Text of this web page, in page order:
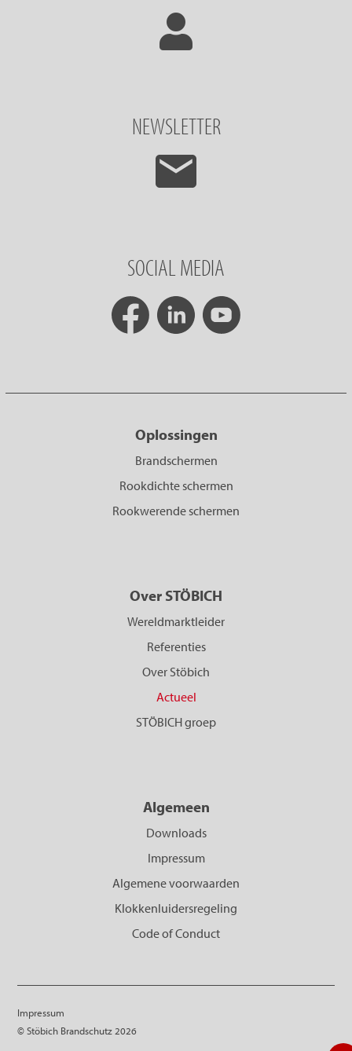
NEWSLETTER
SOCIAL MEDIA
Oplossingen
Brandschermen
Rookdichte schermen
Rookwerende schermen
Over STÖBICH
Wereldmarktleider
Referenties
Over Stöbich
Actueel
STÖBICH groep
Algemeen
Downloads
Impressum
Algemene voorwaarden
Klokkenluidersregeling
Code of Conduct
Impressum
© Stöbich Brandschutz 2026